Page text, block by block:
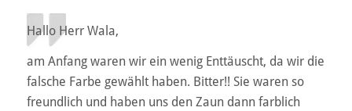
Hallo Herr Wala,
am Anfang waren wir ein wenig Enttäuscht, da wir die
falsche Farbe gewählt haben. Bitter!! Sie waren so
freundlich und haben uns den Zaun dann farblich